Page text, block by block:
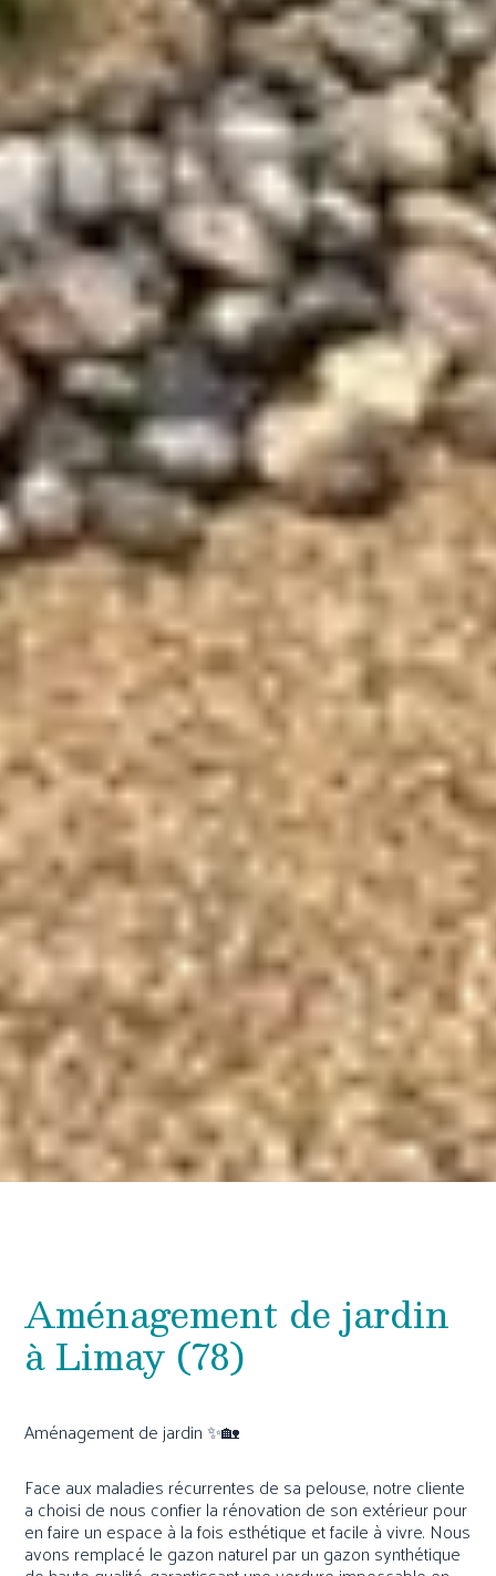
Aménagement de jardin
à Limay (78)
Aménagement de jardin ✨🏡
Face aux maladies récurrentes de sa pelouse, notre cliente
a choisi de nous confier la rénovation de son extérieur pour
en faire un espace à la fois esthétique et facile à vivre. Nous
avons remplacé le gazon naturel par un gazon synthétique